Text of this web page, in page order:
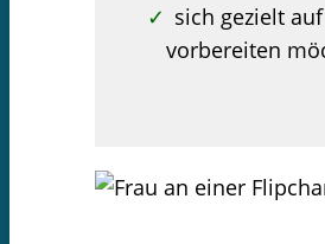
sich gezielt
vorbereiten